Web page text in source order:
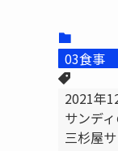
03食事
2021年
サンデ
三杉屋